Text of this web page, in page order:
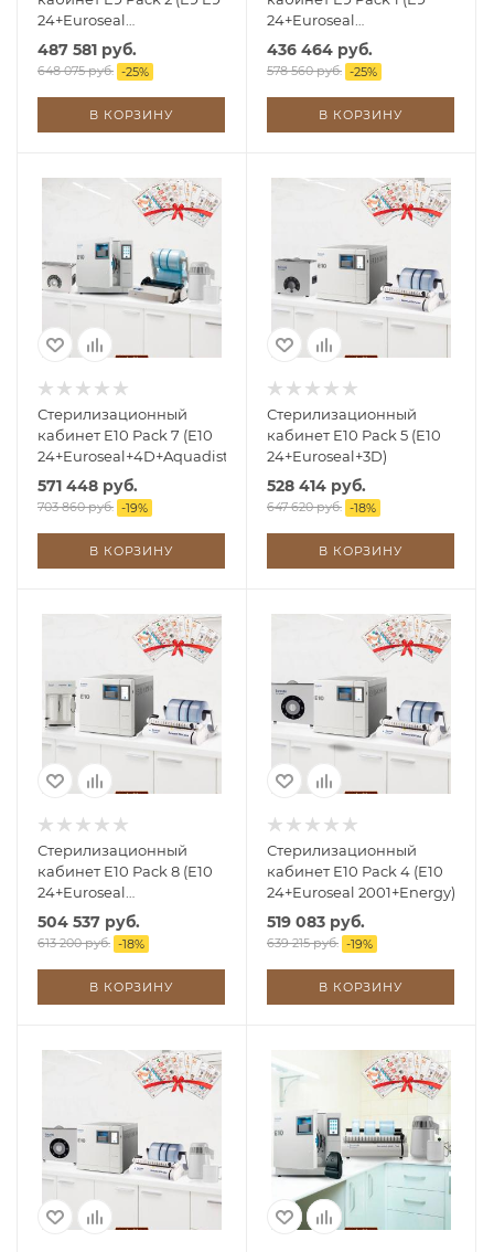
24+Euroseal
2001+Aquadist+Energy)
487 581 руб.
648 075 руб. -25%
В КОРЗИНУ
24+Euroseal
2001+Aquadist)
436 464 руб.
578 560 руб. -25%
В КОРЗИНУ
Стерилизационный
кабинет E10 Pack 7 (E10
24+Euroseal+4D+Aquadist)
571 448 руб.
703 860 руб. -19%
В КОРЗИНУ
Стерилизационный
кабинет E10 Pack 5 (E10
24+Euroseal+3D)
528 414 руб.
647 620 руб. -18%
В КОРЗИНУ
Стерилизационный
кабинет E10 Pack 8 (E10
24+Euroseal
2001+Aquafilter)
504 537 руб.
613 200 руб. -18%
В КОРЗИНУ
Стерилизационный
кабинет E10 Pack 4 (E10
24+Euroseal 2001+Energy)
519 083 руб.
639 215 руб. -19%
В КОРЗИНУ